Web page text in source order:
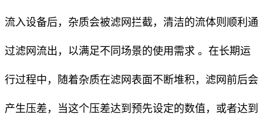
流入设备后，杂质会被滤网拦截，清洁的流体则顺利通
过滤网流出，以满足不同场景的使用需求 。在长期运
行过程中，随着杂质在滤网表面不断堆积，滤网前后会
产生压差，当这个压差达到预先设定的数值，或者达到